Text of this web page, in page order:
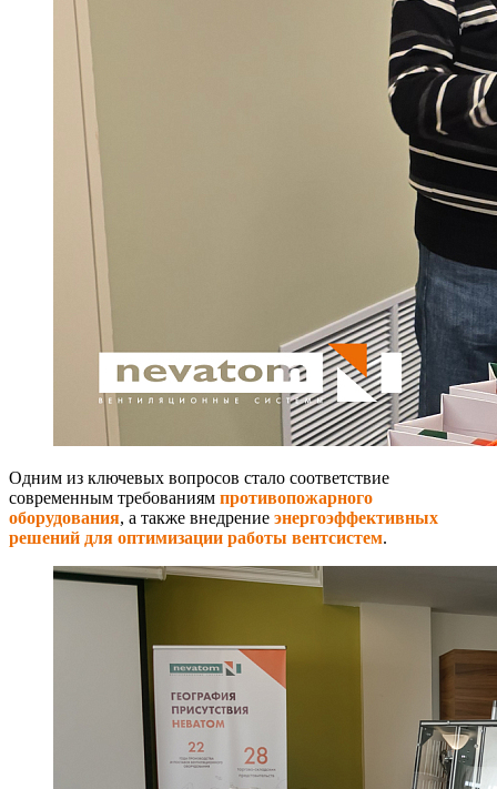
Одним из ключевых вопросов стало соответствие
современным требованиям противопожарного
оборудования, а также внедрение энергоэффективных
решений для оптимизации работы вентсистем.